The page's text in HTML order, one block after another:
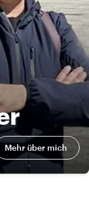
Mehr über mich